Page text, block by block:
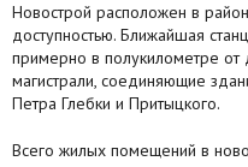
Новострой расположен в
доступностью. Ближайшая
примерно в полукилометре от
магистрали, соединяющие
Петра Глебки и Притыцкого.
Всего жилых помещений в